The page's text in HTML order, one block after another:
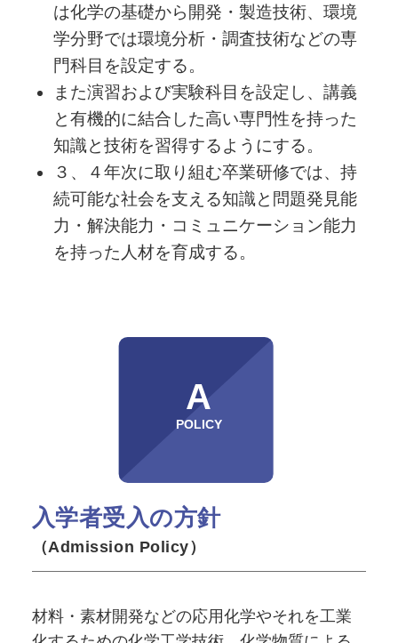
は化学の基礎から開発・製造技術、環境
学分野では環境分析・調査技術などの専
門科目を設定する。
また演習および実験科目を設定し、講義
と有機的に結合した高い専門性を持った
知識と技術を習得するようにする。
３、４年次に取り組む卒業研修では、持
続可能な社会を支える知識と問題発見能
力・解決能力・コミュニケーション能力
を持った人材を育成する。
A
POLICY
入学者受入の方針
（Admission Policy）
材料・素材開発などの応用化学やそれを工業